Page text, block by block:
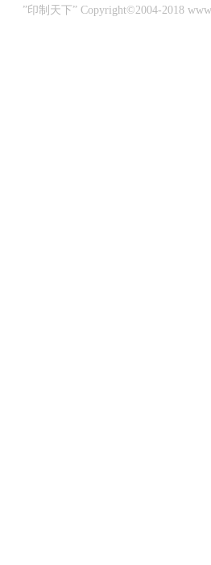
”印制天下” Copyright©2004-2018